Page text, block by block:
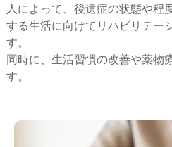
人によって、後遺症の状態や程
する生活に向けてリハビリテー
す。
同時に、生活習慣の改善や薬物
す。